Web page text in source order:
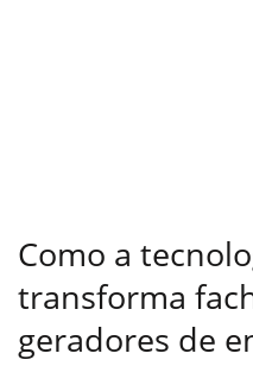
Como a
transforma
geradores de